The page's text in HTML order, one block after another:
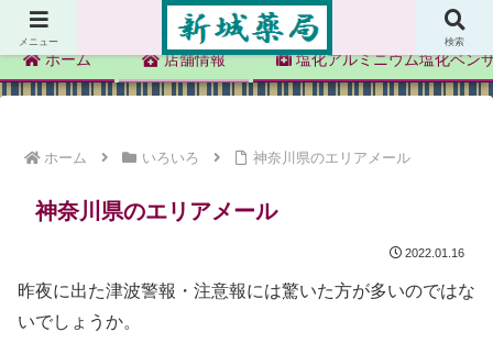
新城薬局
ホーム 店舗情報 塩化アルミニウム塩化ベン
ホーム いろいろ 神奈川県のエリアメール
神奈川県のエリアメール
2022.01.16
昨夜に出た津波警報・注意報には驚いた方が多いのではな
いでしょうか。
メニュー 検索